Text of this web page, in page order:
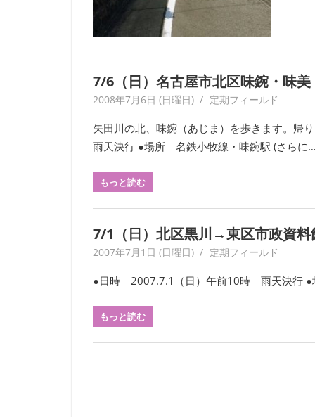
研
年
数
刊
行
す
る
『フ
ィ
ル
ド
か
7/6（日）名古屋市北区味鋺・味美
2008年7月6日 (日曜日) yagaiken
定期フィールド
矢田川の北、味鋺（あじま）を歩きます。
雨天決行 ●場所 名鉄小牧線・味鋺駅 (さらに
もっと読む
7/1（日）北区黒川→東区市政資料
2007年7月1日 (日曜日) yagaiken
定期フィールド
●日時 2007.7.1（日）午前10時 雨天決行
もっと読む